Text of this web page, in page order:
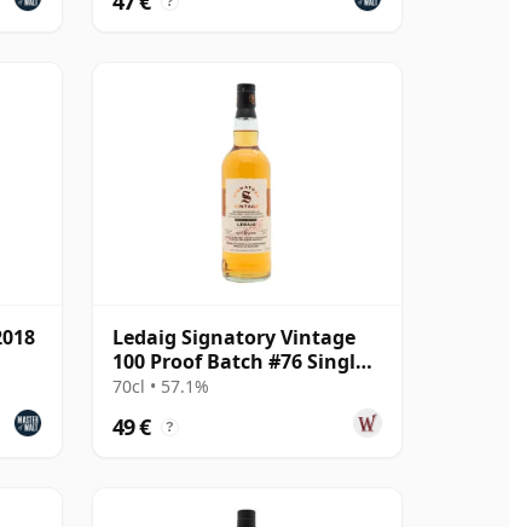
Ledaig Signatory Vintage
100 Proof Batch #76 Single
Malt 2020 6 Jahre alt
70cl • 57.1%
49 € ?